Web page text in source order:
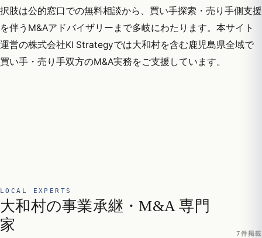
択肢は公的窓口での無料相談から、買い手探索・売り手側支援
を伴うM&Aアドバイザリーまで多岐にわたります。本サイト
運営の株式会社KI Strategyでは大和村を含む鹿児島県全域で
買い手・売り手双方のM&A実務をご支援しています。
LOCAL EXPERTS
大和村の事業承継・M&A 専門
家
7件掲載